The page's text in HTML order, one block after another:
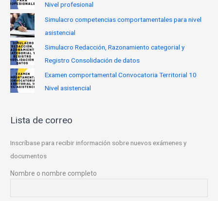
Nivel profesional
Simulacro competencias comportamentales para nivel
asistencial
Simulacro Redacción, Razonamiento categorial y
Registro Consolidación de datos
Examen comportamental Convocatoria Territorial 10
Nivel asistencial
Lista de correo
Inscríbase para recibir información sobre nuevos exámenes y
documentos
Nombre o nombre completo